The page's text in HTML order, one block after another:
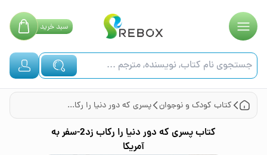
سبدخرید
کتاب کودک و نوجوان پسری که دور دنیا را رکاب زد2-سفر به آمریکا
کتاب
پسری که دور دنیا را رکاب زد2-سفر به
آمریکا